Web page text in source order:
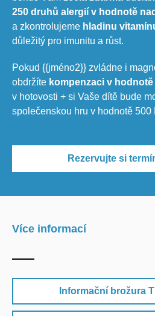
250 druhů alergií v hodnotě
a zkontrolujeme hladinu
důležitý pro imunitu a růst.
Pokud {{jméno2}} zvládne i
obdržíte kompenzaci v hodnotě
v hotovosti + si Vaše dítě bude
společenskou hru v hodnotě 500
Rezervujte si
Více informací
Informační brožura